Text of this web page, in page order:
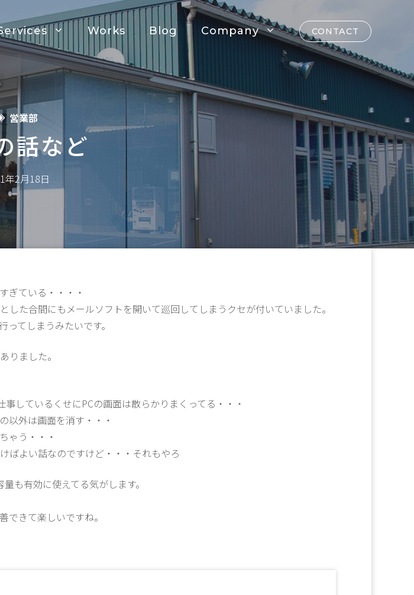
Works Blog Company CONTACT
営業部
話など
年2月18日
ぎている・・・・
た合間にもメールソフトを開いて巡回してしまうクセが付いていました。
てしまうみたいです。
りました。
しているくせにPCの画面は散らかりまくってる・・・
以外は画面を消す・・・
ゃう・・・
ばよい話なのですけど・・・それもやろ
も有効に使えてる気がします。
できて楽しいですね。